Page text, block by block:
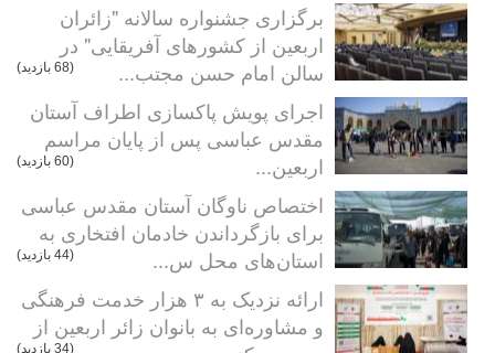
برگزاری جشنواره سالانه "زائران
اربعین از کشورهای آفریقایی" در
سالن امام حسن مجتب...
(68 بازدید)
اجرای پویش پاکسازی اطراف آستان
مقدس عباسی پس از پایان مراسم
اربعین...
(60 بازدید)
اختصاص ناوگان آستان مقدس عباسی
برای بازگرداندن خادمان افتخاری به
استان‌های محل س...
(44 بازدید)
ارائه نزدیک به ۳ هزار خدمت فرهنگی
و مشاوره‌ای به بانوان زائر اربعین از
(34 بازدید)